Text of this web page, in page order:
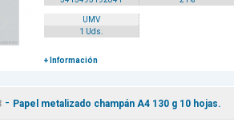
UMV
1 Uds.
+ Información
- Papel metalizado champán A4 130 g 10 hojas.